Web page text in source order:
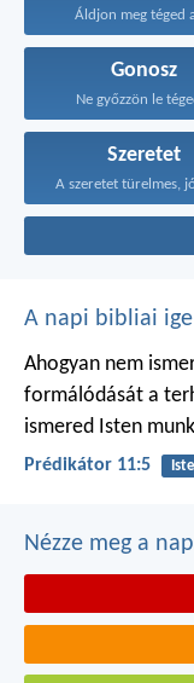
Áldjon meg téged
Gonosz
Ne győzzön le
Szeretet
A napi bibliai ige
Ahogyan nem
formálódását a
ismered Isten
Prédikátor 11:5
Nézze meg a